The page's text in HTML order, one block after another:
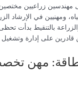
مهندسين زراعيين مختصين
ومهنيين في الإرشاد
بالتنقيط بدأت
قادرين على إدارة وتشغيل
مهن